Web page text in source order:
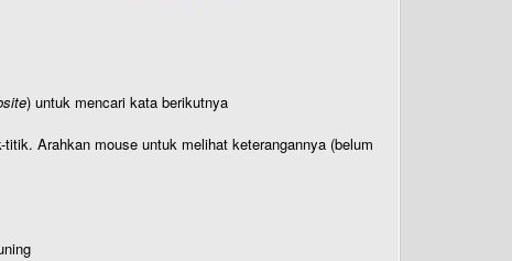
) untuk mencari kata berikutnya
Arahkan mouse untuk melihat keterangannya (belum